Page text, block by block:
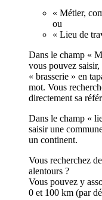
« Métier,
ou
« Lieu de
Dans le champ «
vous pouvez
« brasserie » en
mot. Vous
directement sa
Dans le champ «
saisir une
un continent.
Vous recherchez
alentours ?
Vous pouvez y
0 et 100 km (par